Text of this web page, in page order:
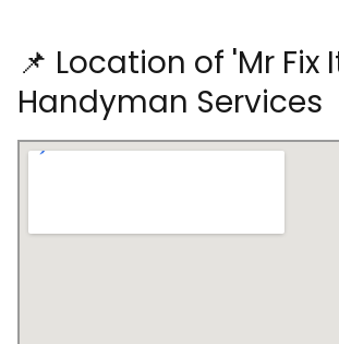
📌 Location of 'Mr Fix
Handyman Services